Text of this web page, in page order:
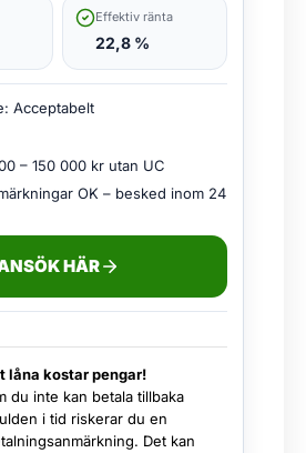
Effektiv ränta
22,8 %
Acceptabelt
– 150 000 kr utan UC
OK – besked inom 24
HÄR
låna kostar pengar!
du inte kan betala tillbaka
i tid riskerar du en
Det kan